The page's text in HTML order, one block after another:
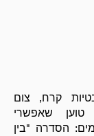
קרח, צום
שאפשרי
הסדרה "בין